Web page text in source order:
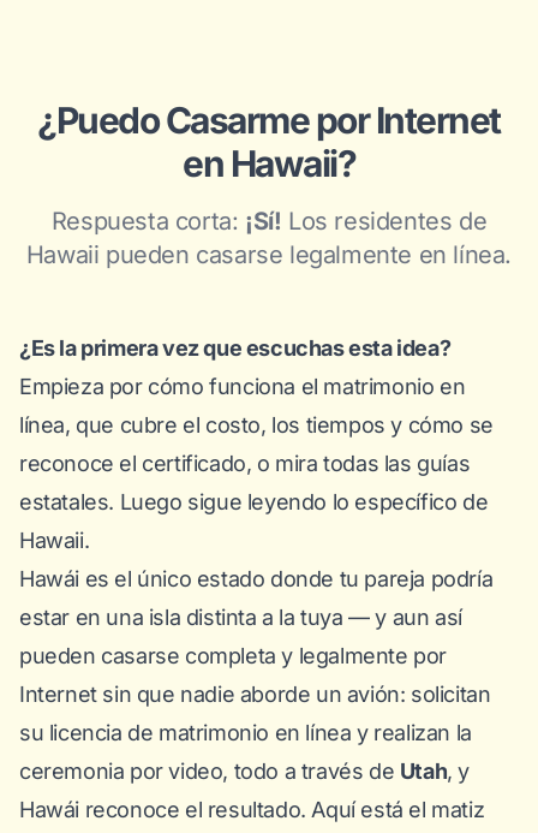
¿Puedo Casarme por Internet
en Hawaii?
Respuesta corta: ¡Sí! Los residentes de
Hawaii pueden casarse legalmente en línea.
¿Es la primera vez que escuchas esta idea?
Empieza por cómo funciona el matrimonio en
línea, que cubre el costo, los tiempos y cómo se
reconoce el certificado, o miratodas las guías
estatales. Luego sigue leyendo lo específico de
Hawaii.
Hawái es el único estado donde tu pareja podría
estar en una isla distinta a la tuya — y aun así
pueden casarse completa y legalmente por
Internet sin que nadie aborde un avión: solicitan
su licencia de matrimonio en línea y realizan la
ceremonia por video, todo a través de Utah, y
Hawái reconoce el resultado. Aquí está el matiz